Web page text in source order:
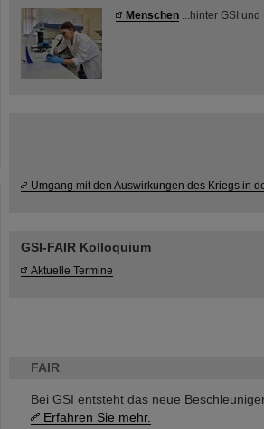
FAIR
Bei GSI entsteht das neue
Erfahren Sie mehr.
Menschen ...hinter GSI und
Umgang mit den Auswirkungen des Kriegs in
GSI-FAIR Kolloquium
Aktuelle Termine